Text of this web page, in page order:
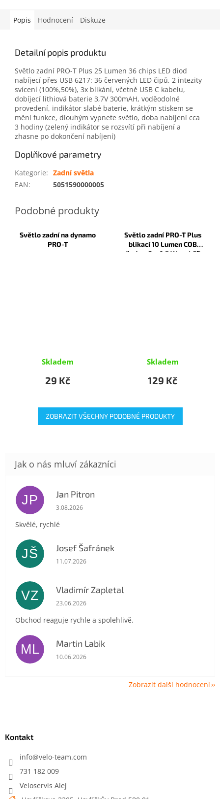
Popis Hodnocení Diskuze
Detailní popis produktu
Světlo zadní PRO-T Plus 25 Lumen 36 chips LED diod
nabíjecí přes USB 6217: 36 červených LED čipů, 2 intezity
svícení (100%,50%), 3x blikání, včetně USB C kabelu,
dobíjecí lithiová baterie 3,7V 300mAH, voděodolné
provedení, indikátor slabé baterie, krátkým stiskem se
mění funkce, dlouhým vypnete světlo, doba nabíjení cca
3 hodiny (zelený indikátor se rozsvítí při nabíjení a
zhasne po dokončení nabíjení)
Doplňkové parametry
Kategorie: Zadní světla
EAN: 5051590000005
Světlo zadní na dynamo
PRO-T
Skladem
29 Kč
Světlo zadní PRO-T Plus
blikací 10 Lumen COB
diody + 2 x 0.5 Watt LED
Skladem
129 Kč
ZOBRAZIT VŠECHNY PODOBNÉ PRODUKTY
JP Jan Pitron
Hodnocení obchodu je 5 z 5 hvězdiček.
3.08.2026
Skvělé, rychlé
JŠ Josef Šafránek
Hodnocení obchodu je 5 z 5 hvězdiček.
11.07.2026
VZ Vladimír Zapletal
Hodnocení obchodu je 5 z 5 hvězdiček.
23.06.2026
Obchod reaguje rychle a spolehlivě.
ML Martin Labik
Hodnocení obchodu je 5 z 5 hvězdiček.
10.06.2026
Zobrazit další hodnocení
Kontakt
info@velo-team.com
731 182 009
Veloservis Alej